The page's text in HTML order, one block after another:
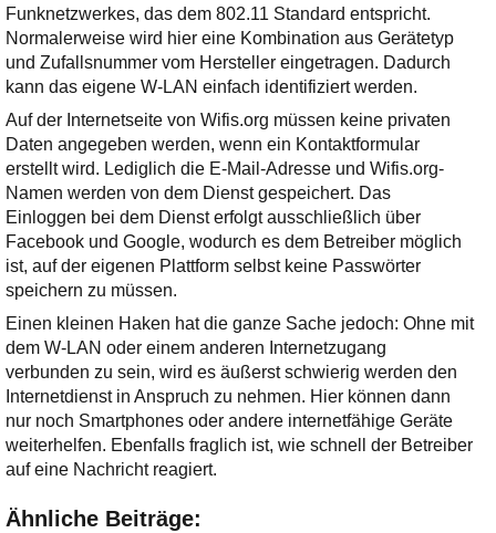
Funknetzwerkes, das dem 802.11 Standard entspricht.
Normalerweise wird hier eine Kombination aus Gerätetyp
und Zufallsnummer vom Hersteller eingetragen. Dadurch
kann das eigene W-LAN einfach identifiziert werden.
Auf der Internetseite von Wifis.org müssen keine privaten
Daten angegeben werden, wenn ein Kontaktformular
erstellt wird. Lediglich die E-Mail-Adresse und Wifis.org-
Namen werden von dem Dienst gespeichert. Das
Einloggen bei dem Dienst erfolgt ausschließlich über
Facebook und Google, wodurch es dem Betreiber möglich
ist, auf der eigenen Plattform selbst keine Passwörter
speichern zu müssen.
Einen kleinen Haken hat die ganze Sache jedoch: Ohne mit
dem W-LAN oder einem anderen Internetzugang
verbunden zu sein, wird es äußerst schwierig werden den
Internetdienst in Anspruch zu nehmen. Hier können dann
nur noch Smartphones oder andere internetfähige Geräte
weiterhelfen. Ebenfalls fraglich ist, wie schnell der Betreiber
auf eine Nachricht reagiert.
Ähnliche Beiträge: